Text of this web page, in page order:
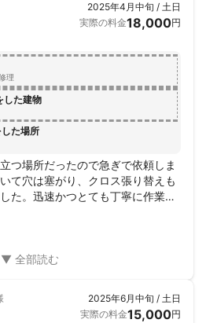
2025年4月中旬 / 土日
実際の料金18,000円
理
した建物
た場所
つ場所だったので急ぎで依頼しま
て穴は塞がり、クロス張り替えも
た。迅速かつとても丁寧に作業し
2025年6月中旬 / 土日
実際の料金15,000円